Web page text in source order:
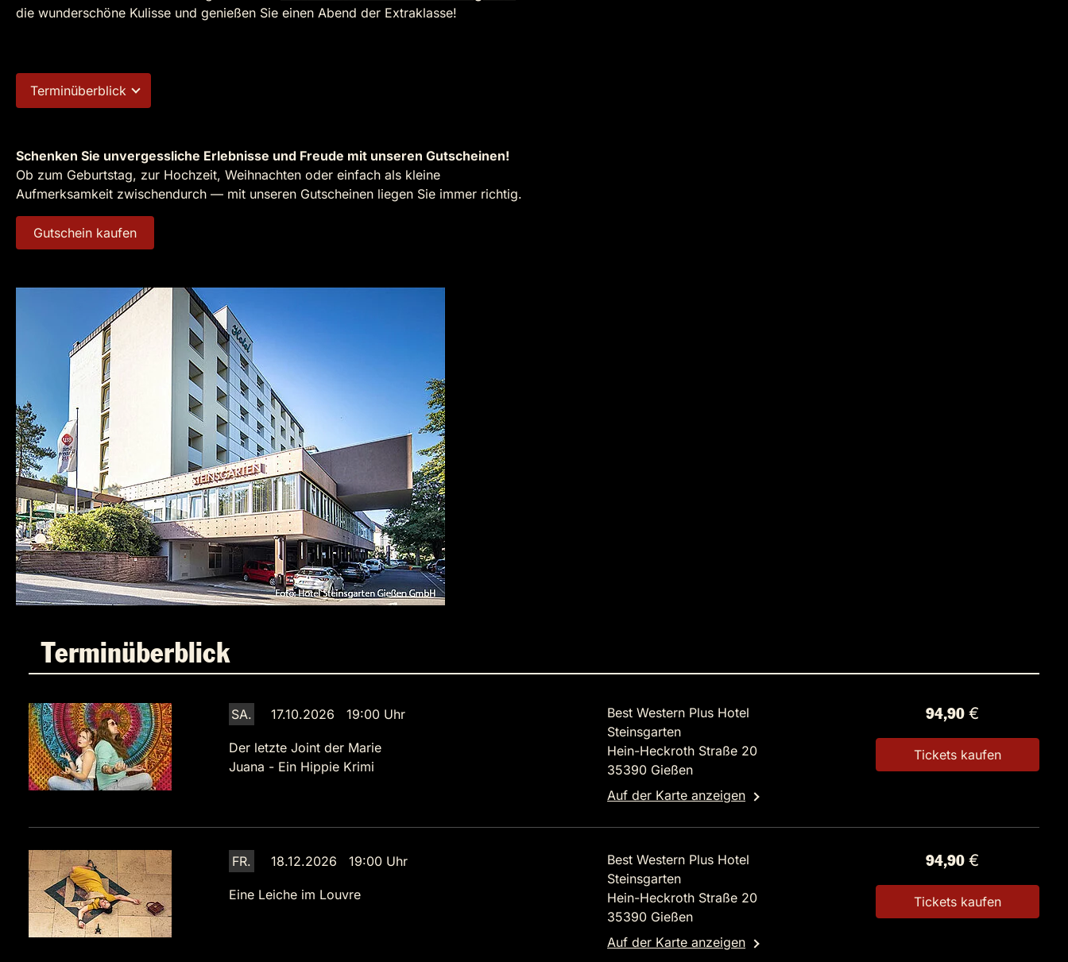
die wunderschöne Kulisse und genießen Sie einen Abend der Extraklasse!
Terminüberblick
Schenken Sie unvergessliche Erlebnisse und Freude mit unseren Gutscheinen!
Ob zum Geburtstag, zur Hochzeit, Weihnachten oder einfach als kleine
Aufmerksamkeit zwischendurch — mit unseren Gutscheinen liegen Sie immer richtig.
Gutschein kaufen
Terminüberblick
SA. 17.10.2026 19:00 Uhr
Der letzte Joint der Marie
Juana - Ein Hippie Krimi
Best Western Plus Hotel
Steinsgarten
Hein-Heckroth Straße 20
35390 Gießen
Auf der Karte anzeigen
94,90 €
Tickets kaufen
FR. 18.12.2026 19:00 Uhr
Eine Leiche im Louvre
Best Western Plus Hotel
Steinsgarten
Hein-Heckroth Straße 20
35390 Gießen
Auf der Karte anzeigen
94,90 €
Tickets kaufen